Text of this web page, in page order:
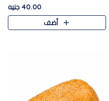
40.00 جنيه
أضف